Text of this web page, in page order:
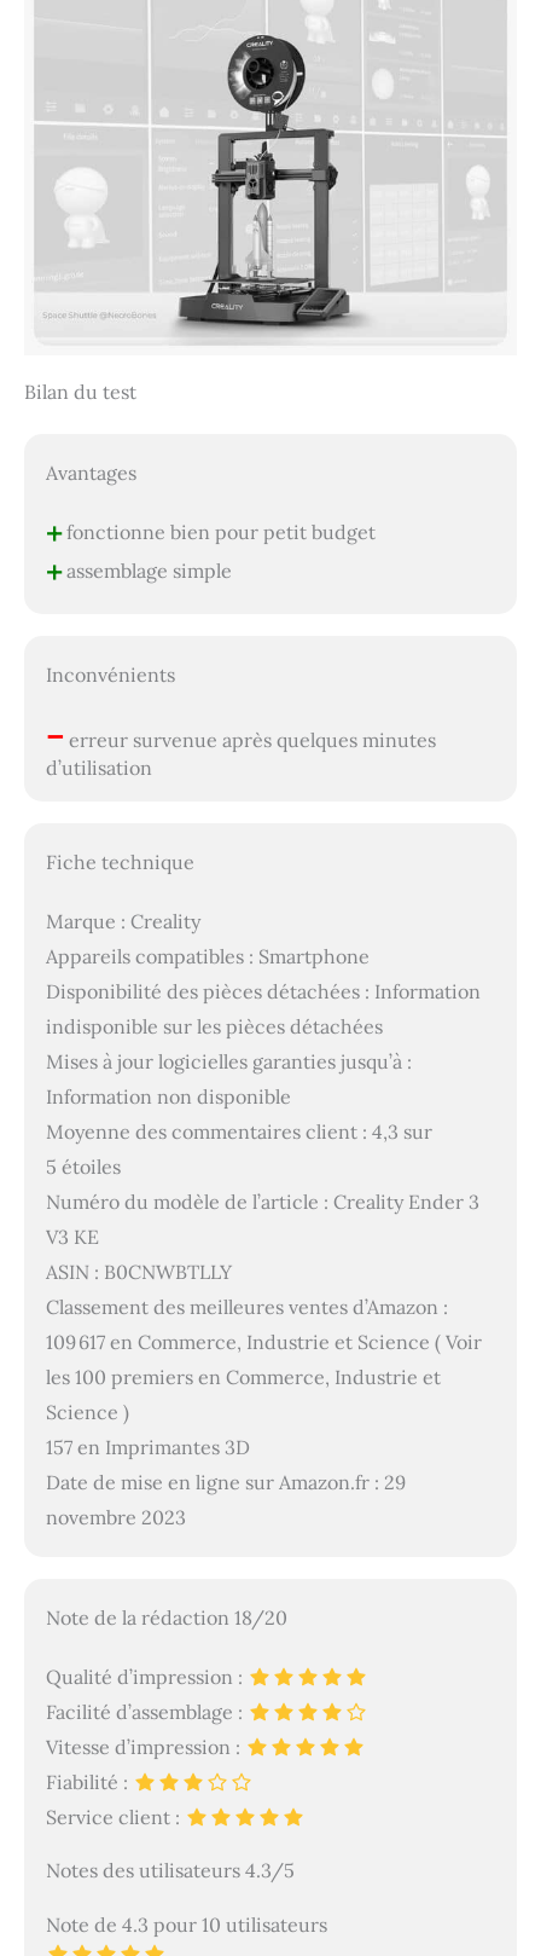
Bilan du test
Avantages
+fonctionne bien pour petit budget
+assemblage simple
Inconvénients
– erreur survenue après quelques minutes
d’utilisation
Fiche technique
Marque : Creality
Appareils compatibles : Smartphone
Disponibilité des pièces détachées : Information
indisponible sur les pièces détachées
Mises à jour logicielles garanties jusqu’à :
Information non disponible
Moyenne des commentaires client : 4,3 sur
5 étoiles
Numéro du modèle de l’article : Creality Ender 3
V3 KE
ASIN : B0CNWBTLLY
Classement des meilleures ventes d’Amazon :
109 617 en Commerce, Industrie et Science ( Voir
les 100 premiers en Commerce, Industrie et
Science )
157 en Imprimantes 3D
Date de mise en ligne sur Amazon.fr : 29
novembre 2023
Note de la rédaction 18/20
Qualité d’impression :
Facilité d’assemblage :
Vitesse d’impression :
Fiabilité :
Service client :
Notes des utilisateurs 4.3/5
Note de 4.3 pour 10 utilisateurs